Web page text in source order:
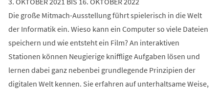
Die große Mitmach-Ausstellung führt spielerisch in die Welt
der Informatik ein. Wieso kann ein Computer so viele Dateien
speichern und wie entsteht ein Film? An interaktiven
Stationen können Neugierige knifflige Aufgaben lösen und
lernen dabei ganz nebenbei grundlegende Prinzipien der
digitalen Welt kennen. Sie erfahren auf unterhaltsame Weise,